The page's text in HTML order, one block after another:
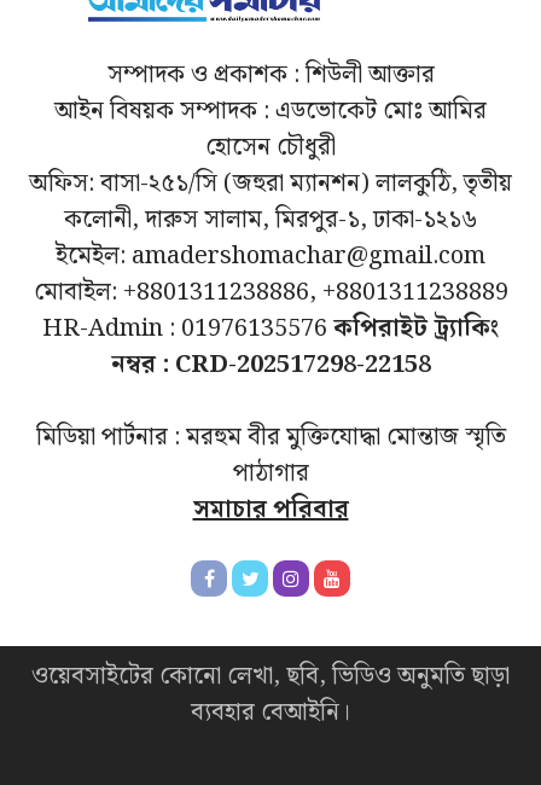
সম্পাদক ও প্রকাশক : শিউলী আক্তার
আইন বিষয়ক সম্পাদক : এডভোকেট মোঃ আমির
হোসেন চৌধুরী
অফিস: বাসা-২৫১/সি (জহুরা ম্যানশন) লালকুঠি, তৃতীয়
কলোনী, দারুস সালাম, মিরপুর-১, ঢাকা-১২১৬
ইমেইল: amadershomachar@gmail.com
মোবাইল: +8801311238886, +8801311238889
HR-Admin : 01976135576কপিরাইট ট্র্যাকিং
নম্বর : CRD-202517298-22158
মিডিয়া পার্টনার : মরহুম বীর মুক্তিযোদ্ধা মোন্তাজ স্মৃতি
পাঠাগার
সমাচার পরিবার
ওয়েবসাইটের কোনো লেখা, ছবি, ভিডিও অনুমতি ছাড়া
ব্যবহার বেআইনি।